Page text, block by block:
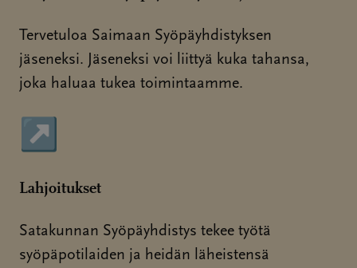
Tervetuloa Saimaan Syöpäyhdistyksen
jäseneksi. Jäseneksi voi liittyä kuka tahansa,
joka haluaa tukea toimintaamme.
Sivu avautuu uudessa ikkunassa
↗
Lahjoitukset
Satakunnan Syöpäyhdistys tekee työtä
syöpäpotilaiden ja heidän läheistensä